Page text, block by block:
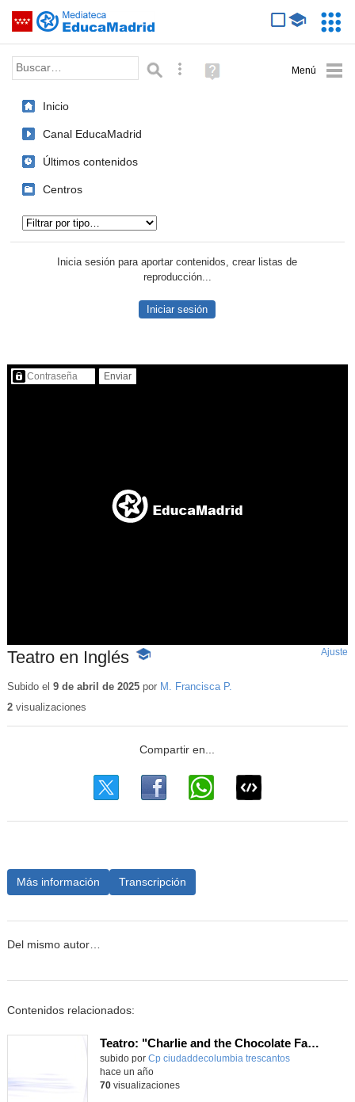
Saltar navegación
Palabra o frase: Búsqueda avanzada
Ayuda
(en
Inicio
Canal EducaMadrid
Últimos contenidos
Centros
Inicia sesión para aportar contenidos, crear listas de
reproducción...
Iniciar sesión
Contenido protegido…
Teatro en Inglés -
educativo
Ajuste
Subido el 9 de abril de 2025por M. Francisca P.
2visualizaciones
Más información Transcripción
Del mismo autor…
Contenidos relacionados:
Teatro: "Charlie and the Chocolate Factory"
subido por Cp ciudaddecolumbia trescantos-
hace un año
70visualizaciones